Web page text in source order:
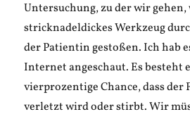
Untersuchung, zu der wir
stricknadeldickes Werkzeug
der Patientin gestoßen. Ich hab
Internet angeschaut. Es besteht
vierprozentige Chance, dass
verletzt wird oder stirbt. Wir